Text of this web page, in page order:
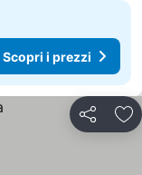
Scopri i prezzi
Condividi